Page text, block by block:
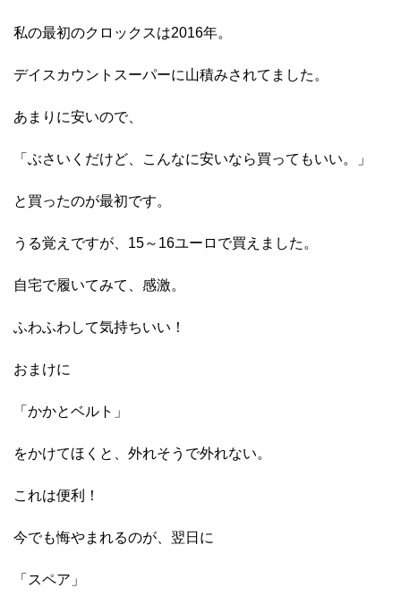
私の最初のクロックスは2016年。
デイスカウントスーパーに山積みされてました。
あまりに安いので、
「ぶさいくだけど、こんなに安いなら買ってもいい。」
と買ったのが最初です。
うる覚えですが、15～16ユーロで買えました。
自宅で履いてみて、感激。
ふわふわして気持ちいい！
おまけに
「かかとベルト」
をかけてほくと、外れそうで外れない。
これは便利！
今でも悔やまれるのが、翌日に
「スペア」